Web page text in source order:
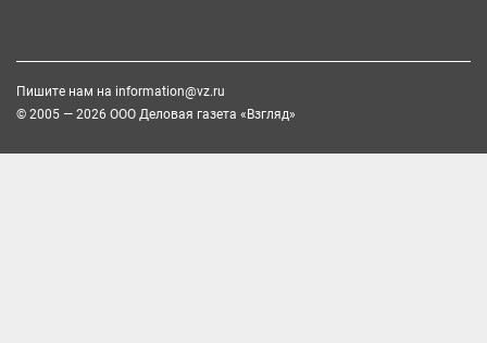
Пишите нам на information@vz.ru
© 2005 — 2026 ООО Деловая газета «Взгляд»